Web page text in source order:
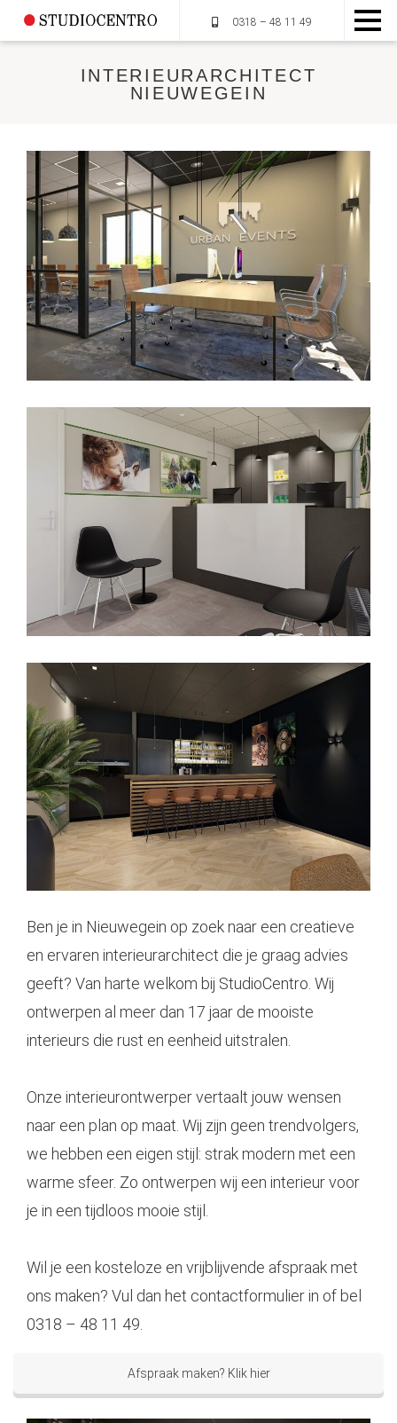
OVER STUDIOCENTRO
MUMMIEPLANTEN
DIENSTEN
PORTFOLIO
CONTACT
0318 – 48 11 49
INTERIEURARCHITECT
NIEUWEGEIN
Ben je in Nieuwegein op zoek naar een creatieve
en ervaren interieurarchitect die je graag advies
geeft? Van harte welkom bij StudioCentro. Wij
ontwerpen al meer dan 17 jaar de mooiste
interieurs die rust en eenheid uitstralen.
Onze interieurontwerpervertaalt jouw wensen
naar een plan op maat. Wij zijn geen trendvolgers,
we hebben een eigen stijl: strak modern met een
warme sfeer. Zo ontwerpen wij een interieur voor
je in een tijdloos mooie stijl.
Wil je een kosteloze en vrijblijvende afspraak met
ons maken? Vul dan het contactformulier in of bel
0318 – 48 11 49.
Afspraak maken? Klik hier